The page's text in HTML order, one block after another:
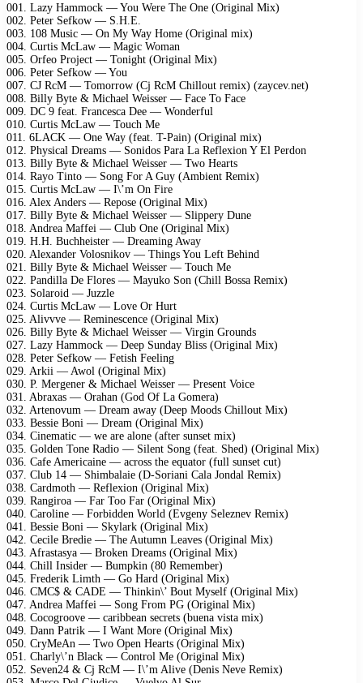
001. Lazy Hammock — You Were The One (Original Mix)
002. Peter Sefkow — S.H.E.
003. 108 Music — On My Way Home (Original mix)
004. Curtis McLaw — Magic Woman
005. Orfeo Project — Tonight (Original Mix)
006. Peter Sefkow — You
007. CJ RcM — Tomorrow (Cj RcM Chillout remix) (zaycev.net)
008. Billy Byte & Michael Weisser — Face To Face
009. DC 9 feat. Francesca Dee — Wonderful
010. Curtis McLaw — Touch Me
011. 6LACK — One Way (feat. T-Pain) (Original mix)
012. Physical Dreams — Sonidos Para La Reflexion Y El Perdon
013. Billy Byte & Michael Weisser — Two Hearts
014. Rayo Tinto — Song For A Guy (Ambient Remix)
015. Curtis McLaw — I\’m On Fire
016. Alex Anders — Repose (Original Mix)
017. Billy Byte & Michael Weisser — Slippery Dune
018. Andrea Maffei — Club One (Original Mix)
019. H.H. Buchheister — Dreaming Away
020. Alexander Volosnikov — Things You Left Behind
021. Billy Byte & Michael Weisser — Touch Me
022. Pandilla De Flores — Mayuko Son (Chill Bossa Remix)
023. Solaroid — Juzzle
024. Curtis McLaw — Love Or Hurt
025. Alivvve — Reminescence (Original Mix)
026. Billy Byte & Michael Weisser — Virgin Grounds
027. Lazy Hammock — Deep Sunday Bliss (Original Mix)
028. Peter Sefkow — Fetish Feeling
029. Arkii — Awol (Original Mix)
030. P. Mergener & Michael Weisser — Present Voice
031. Abraxas — Orahan (God Of La Gomera)
032. Artenovum — Dream away (Deep Moods Chillout Mix)
033. Bessie Boni — Dream (Original Mix)
034. Cinematic — we are alone (after sunset mix)
035. Golden Tone Radio — Silent Song (feat. Shed) (Original Mix)
036. Cafe Americaine — across the equator (full sunset cut)
037. Club 14 — Shimbalaie (D-Soriani Cala Jondal Remix)
038. Cardmoth — Reflexion (Original Mix)
039. Rangiroa — Far Too Far (Original Mix)
040. Caroline — Forbidden World (Evgeny Seleznev Remix)
041. Bessie Boni — Skylark (Original Mix)
042. Cecile Bredie — The Autumn Leaves (Original Mix)
043. Afrastasya — Broken Dreams (Original Mix)
044. Chill Insider — Bumpkin (80 Remember)
045. Frederik Limth — Go Hard (Original Mix)
046. CMC$ & CADE — Thinkin\’ Bout Myself (Original Mix)
047. Andrea Maffei — Song From PG (Original Mix)
048. Cocogroove — caribbean secrets (buena vista mix)
049. Dann Patrik — I Want More (Original Mix)
050. CryMeAn — Two Open Hearts (Original Mix)
051. Charly\’n Black — Control Me (Original Mix)
052. Seven24 & Cj RcM — I\’m Alive (Denis Neve Remix)